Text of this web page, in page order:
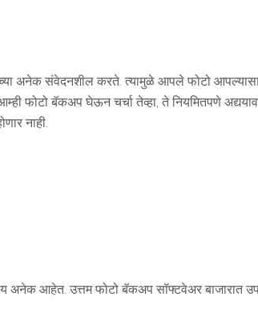
अनेक संवेदनशील करते. त्यामुळे आपले फोटो
फोटो बॅकअप घेऊन चर्चा तेव्हा, ते नियमितपणे
नाही.
आहेत. उत्तम फोटो बॅकअप सॉफ्टवेअर बाजारात